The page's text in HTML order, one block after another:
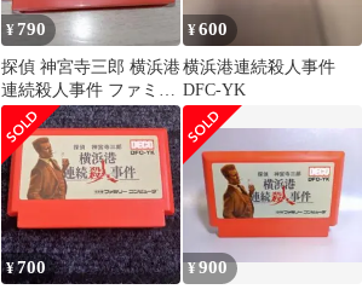
¥790
探偵 神宮寺三郎 横浜港
連続殺人事件 ファミコ
ンソフト 任天堂
¥600
横浜港連続殺人事件
DFC-YK
¥700 ¥900